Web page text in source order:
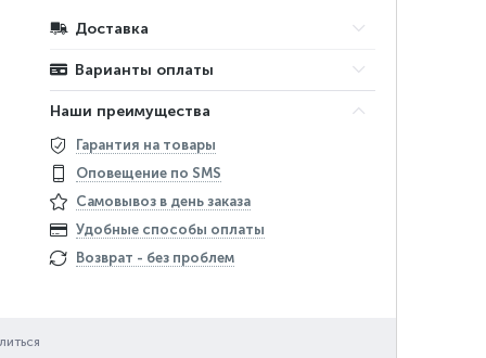
Доставка
Варианты оплаты
Наши преимущества
Гарантия на товары
Оповещение по SMS
Самовывоз в день заказа
Удобные способы оплаты
Возврат - без проблем